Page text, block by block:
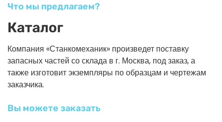
Что мы предлагаем?
Каталог
Компания «Станкомеханик» произведет поставку
запасных частей со склада в г. Москва, под заказ, а
также изготовит экземпляры по образцам и чертежам
заказчика.
Вы можете заказать